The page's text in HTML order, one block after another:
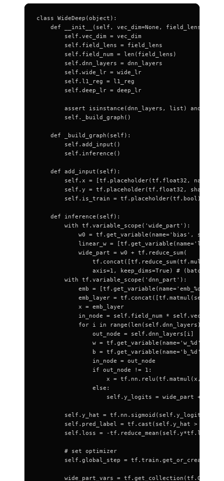
class WideDeep (object ):
    def
__init__ (self, vec_dim=None , field_lens
        self
.vec_dim = vec_dim
        self
.field_lens = field_lens
        self
.field_num = len (field_lens)
        self
.dnn_layers = dnn_layers
        self
.wide_lr = wide_lr
        self
.l1_reg = l1_reg
        self
.deep_lr = deep_lr
        assert
isinstance (dnn_layers, list ) and
        self
._build_graph()
    def
_build_graph (self):
        self
.add_input()
        self
.inference()
    def
add_input (self):
        self
.x = [tf.placeholder(tf.float32, name
        self
.y = tf.placeholder(tf.float32, shape
        self
.is_train = tf.placeholder(tf.bool)
    def
inference (self):
        with
tf.variable_scope( 'wide_part' ):
            w0
= tf.get_variable( name='bias' , shape
            linear_w
= [tf.get_variable( name=
            wide_part
= w0 + tf.reduce_sum(
                tf.concat([tf.reduce_sum(tf.multiply(
                axis
=1 , keep_dims=True ) # (batch, 1)
        with
tf.variable_scope( 'dnn_part' ):
            emb
= [tf.get_variable( name='emb_ %d
            emb_layer
= tf.concat([tf.matmul( self
            x
= emb_layer
            in_node
= self .field_num * self .vec_dim
            for
i in range (len ( self .dnn_layers)):
                out_node
= self .dnn_layers[i]
                w
= tf.get_variable( name='w_ %d '
                b
= tf.get_variable( name='b_ %d '
                in_node
= out_node
                if
out_node != 1 :
                    x
= tf.nn.relu(tf.matmul(x, w)
                else
:
                    self
.y_logits = wide_part +
        self
.y_hat = tf.nn.sigmoid( self .y_logits)
        self
.pred_label = tf.cast( self .y_hat >
        self
.loss = -tf.reduce_mean( self .y*tf.log(
        # set optimizer
        self
.global_step =
        wide_part_vars
=